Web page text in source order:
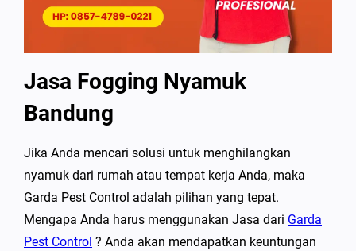
Jasa Fogging Nyamuk
Bandung
Jika Anda mencari solusi untuk menghilangkan
nyamuk dari rumah atau tempat kerja Anda, maka
Garda Pest Control adalah pilihan yang tepat.
Mengapa Anda harus menggunakan Jasa dari Garda
Pest Control ? Anda akan mendapatkan keuntungan